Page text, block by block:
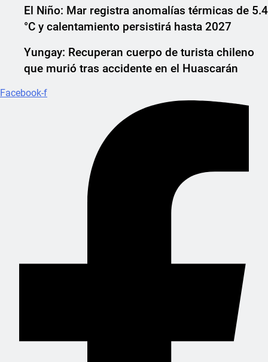
El Niño: Mar registra anomalías térmicas de 5.4
°C y calentamiento persistirá hasta 2027
Yungay: Recuperan cuerpo de turista chileno
que murió tras accidente en el Huascarán
Facebook-f